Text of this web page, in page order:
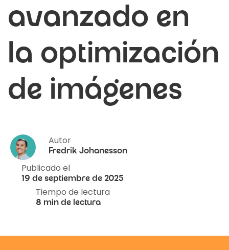
avanzado en
la optimización
de imágenes
Autor
Fredrik Johanesson
Publicado el
19 de septiembre de 2025
Tiempo de lectura
8 min de lectura